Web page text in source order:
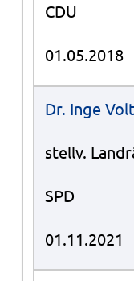
CDU
01.05.2018
Dr. Inge
stellv.
SPD
01.11.2021